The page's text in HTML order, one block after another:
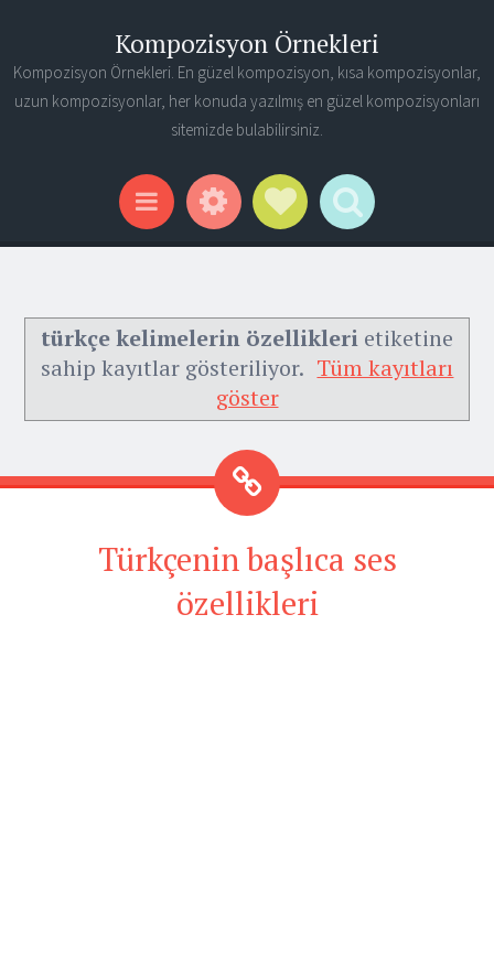
Kompozisyon Örnekleri
Kompozisyon Örnekleri. En güzel kompozisyon, kısa kompozisyonlar,
uzun kompozisyonlar, her konuda yazılmış en güzel kompozisyonları
sitemizde bulabilirsiniz.
Menu WidgetsSocial Links
Search
türkçe kelimelerin özellikleri etiketine
sahip kayıtlar gösteriliyor. Tüm kayıtları
göster
Türkçenin başlıca ses
özellikleri